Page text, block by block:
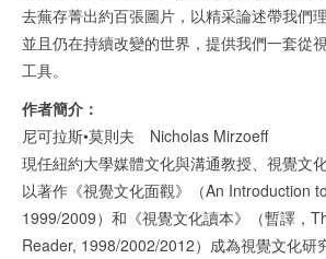
去蕪存菁出約百張圖片，以精采論述帶我們
並且仍在持續改變的世界，提供我們一套從
工具。
作者簡介：
尼可拉斯•莫則夫 Nicholas Mirzoeff
現任紐約大學媒體文化與溝通教授、視覺文
以著作《視覺文化面觀》（An Introduction
1999/2009）和《視覺文化讀本》（暫譯，
Reader, 1998/2002/2012）成為視覺文化研